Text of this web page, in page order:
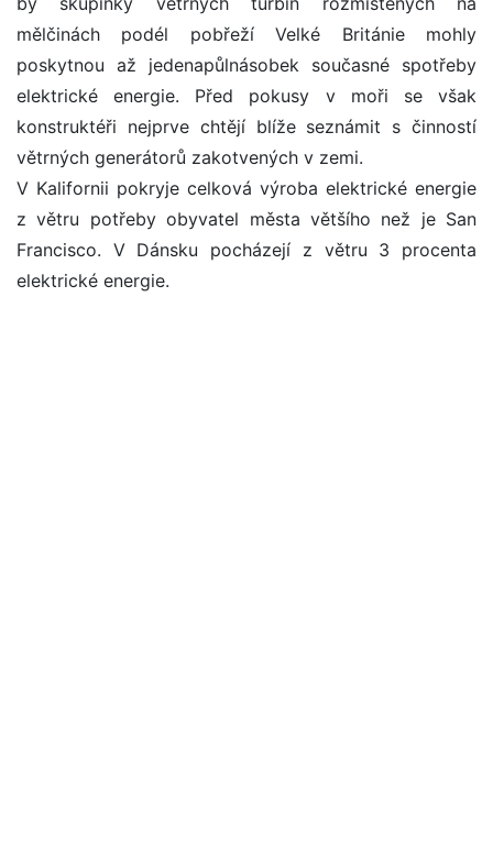
mělčinách podél pobřeží Velké Británie mohly
poskytnou až jedenapůlnásobek současné spotřeby
elektrické energie. Před pokusy v moři se však
konstruktéři nejprve chtějí blíže seznámit s činností
větrných generátorů zakotvených v zemi.
V Kalifornii pokryje celková výroba elektrické energie
z větru potřeby obyvatel města většího než je San
Francisco. V Dánsku pocházejí z větru 3 procenta
elektrické energie.